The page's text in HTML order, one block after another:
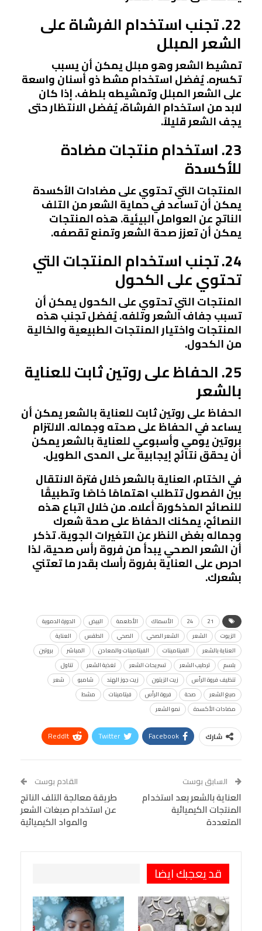
22. تجنب استخدام الفرشاة على
الشعر المبلل
تمشيط الشعر وهو مبلل يمكن أن يسبب
تكسره. يُفضل استخدام مشط ذو أسنان واسعة
على الشعر المبلل وتمشيطه بلطف. إذا كان
لابد من استخدام الفرشاة، يُفضل الانتظار حتى
يجف الشعر قليلاً.
23. استخدام منتجات مضادة
للأكسدة
المنتجات التي تحتوي على مضادات الأكسدة
يمكن أن تساعد في حماية الشعر من التلف
الناتج عن العوامل البيئية. هذه المنتجات
يمكن أن تعزز صحة الشعر وتمنع تقصفه.
24. تجنب استخدام المنتجات التي
تحتوي على الكحول
المنتجات التي تحتوي على الكحول يمكن أن
تسبب جفاف الشعر وتلفه. يُفضل تجنب هذه
المنتجات واختيار المنتجات الطبيعية والخالية
من الكحول.
25. الحفاظ على روتين ثابت للعناية
بالشعر
الحفاظ على روتين ثابت للعناية بالشعر يمكن أن
يساعد في الحفاظ على صحته وجماله. الالتزام
بروتين يومي وأسبوعي للعناية بالشعر يمكن
أن يحقق نتائج إيجابية على المدى الطويل.
في الختام، العناية بالشعر خلال فترة الانتقال
بين الفصول تتطلب اهتمامًا خاصًا وتطبيقًا
للنصائح المذكورة أعلاه. من خلال اتباع هذه
النصائح، يمكنك الحفاظ على صحة شعرك
وجماله بغض النظر عن التغيرات الجوية. تذكر
أن الشعر الصحي يبدأ من فروة رأس صحية، لذا
احرص على العناية بفروة رأسك بقدر ما تعتني
بشعرك.
21
24 الأسماك الأطعمة البيض
الدورة الدموية
الزيوت
الشعر الشعر الصحي الصحي الطقس
العناية
العناية بالشعر
الفيتامينات الفيتامينات والمعادن المباشر
بروتين
بلسم
ترطيب الشعر تسريحات الشعر تغذية الشعر
تناول
تنظيف فروة الرأس
زيت الزيتون زيت جوز الهند شامبو
شعر
صبغ الشعر
صحة فروة الرأس فيتامينات
مشط
مضادات الأكسدة
نمو الشعر
شارك Facebook
Twitter
ReddIt
Tumblr
البريد الإلكتروني
StumbleUpon
VK
Digg
LINE
BlackBerry
Viber
السابق بوست
العناية بالشعر بعد استخدام
المنتجات الكيميائية
المتعددة
القادم بوست
طريقة معالجة التلف الناتج
عن استخدام صبغات الشعر
والمواد الكيميائية
قد يعجبك ايضا